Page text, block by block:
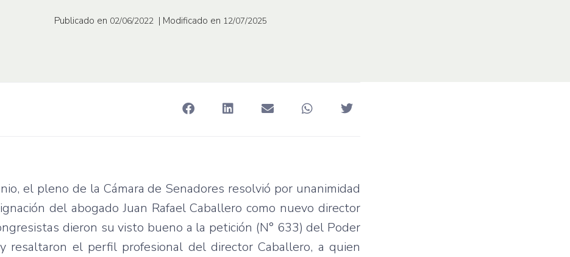
Publicado en 02/06/2022 | Modificado en 12/07/2025
el pleno de la Cámara de Senadores resolvió por unanimidad
del abogado Juan Rafael Caballero como nuevo director
dieron su visto bueno a la petición (N° 633) del Poder
resaltaron el perfil profesional del director Caballero, a quien